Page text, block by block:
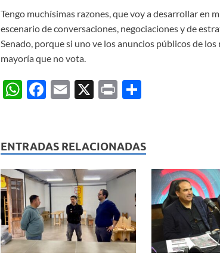
Tengo muchísimas razones, que voy a desarrollar en
escenario de conversaciones, negociaciones y de
Senado, porque si uno ve los anuncios públicos de
mayoría que no vota.
W
s
A
p
p
F
b
o
o
k
E X P C
p
ar
ti
ENTRADAS RELACIONADAS